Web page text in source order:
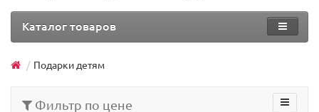
Каталог товаров
Подарки детям
Фильтр по цене